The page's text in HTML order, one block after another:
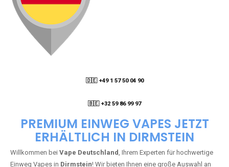
🇩🇪 +49 1 57 50 04 90
🇧🇪 +32 59 86 99 97
PREMIUM EINWEG VAPES JETZT
ERHÄLTLICH IN DIRMSTEIN
Willkommen bei Vape Deutschland, Ihrem Experten für hochwertige
Einweg Vapes in Dirmstein! Wir bieten Ihnen eine große Auswahl an